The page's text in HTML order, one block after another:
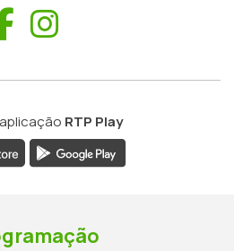
Facebook
RTP Play